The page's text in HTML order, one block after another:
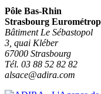
Pôle Bas-Rhin
Strasbourg
Bâtiment Le Sébastopol
3, quai Kléber
67000 Strasbourg
Tél. 03 88 52 82 82
alsace@adira.com